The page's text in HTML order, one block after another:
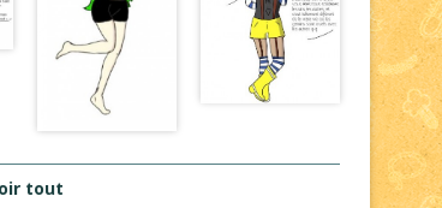
tout